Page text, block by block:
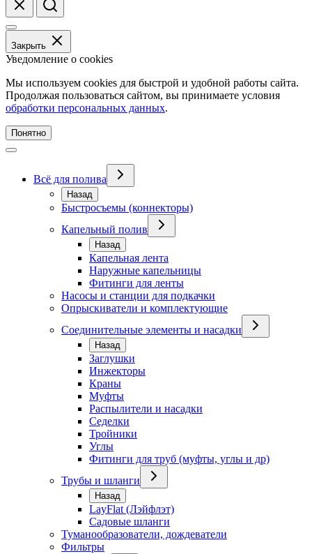
Закрыть
Уведомление о cookies
Мы используем cookies для быстрой и удобной работы сайта.
Продолжая пользоваться сайтом, вы принимаете условия
обработки персональных данных.
Понятно
Всё для полива
Назад
Быстросъемы (коннекторы)
Капельный полив
Назад
Капельная лента
Наружные капельницы
Фитинги для ленты
Насосы и станции для подкачки
Опрыскиватели и комплектующие
Соединительные элементы и насадки
Назад
Заглушки
Инжекторы
Краны
Муфты
Распылители и насадки
Седелки
Тройники
Углы
Фитинги для труб (муфты, углы и др)
Трубы и шланги
Назад
LayFlat (Лэйфлэт)
Садовые шланги
Туманообразователи, дождеватели
Фильтры